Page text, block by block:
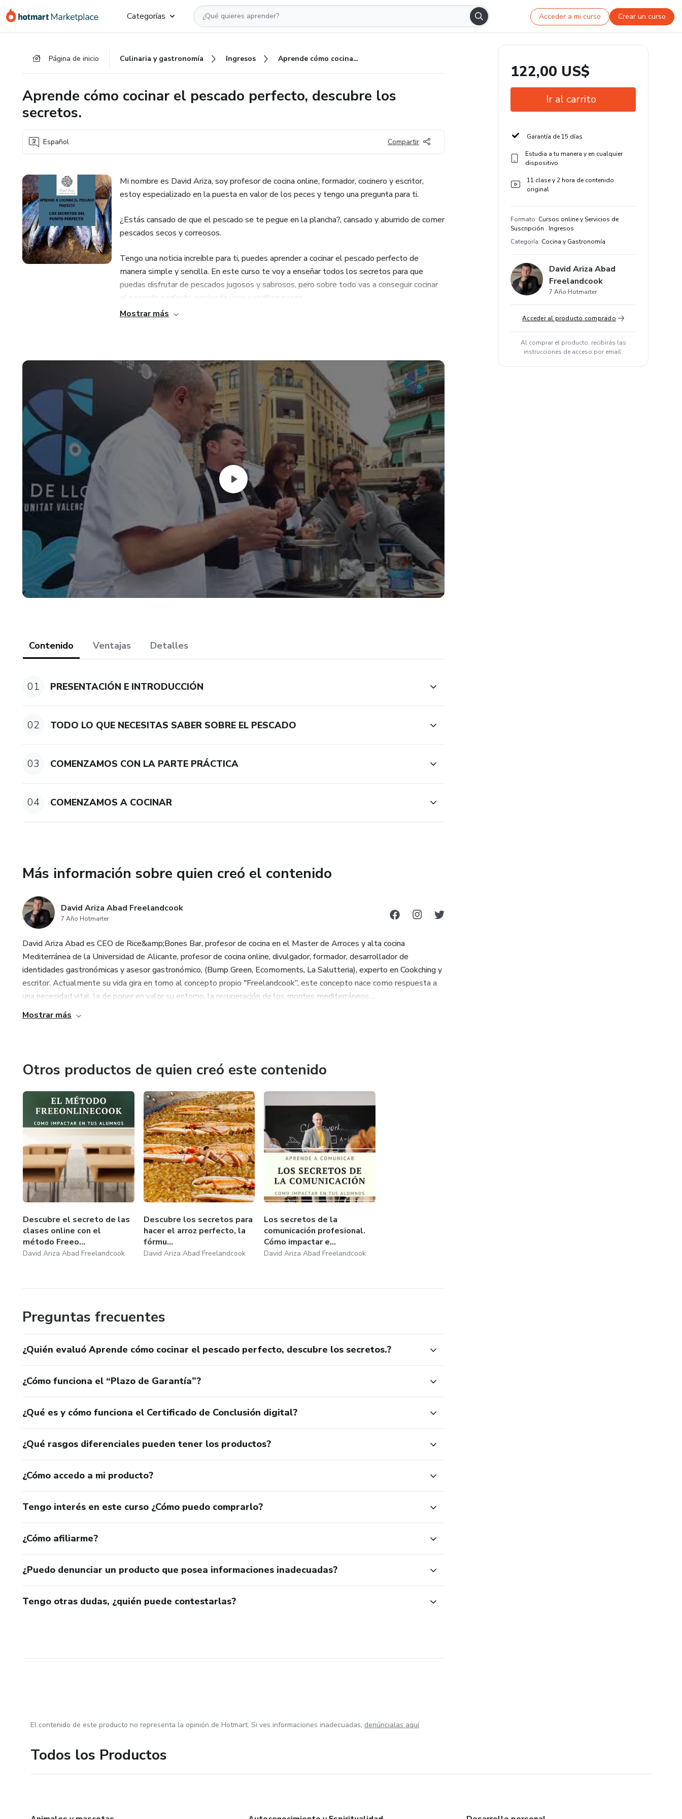
Categorías Acceder a mi curso Crear un curso
Página de inicio Culinaria y gastronomía Ingresos Aprende cómo cocinar el pescado perfecto, descubre los secretos.
Aprende cómo cocinar el pescado perfecto, descubre los
secretos.
Español Compartir
Mi nombre es David Ariza, soy profesor de cocina online, formador, cocinero y escritor,
estoy especializado en la puesta en valor de los peces y tengo una pregunta para ti.
¿Estás cansado de que el pescado se te pegue en la plancha?, cansado y aburrido de comer
pescados secos y correosos.
Tengo una noticia increíble para ti, puedes aprender a cocinar el pescado perfecto de
manera simple y sencilla. En este curso te voy a enseñar todos los secretos para que
puedas disfrutar de pescados jugosos y sabrosos, pero sobre todo vas a conseguir cocinar
el pescado perfecto siguiendo unos sencillos pasos.
No te preocupes tienes un vídeo entero para poder aprender todo lo que necesitas saber.
¿No se pedir el pescado en la pescadería?
Te voy a dar todas las pautas que necesitas saber para poder pedir el pescado según el
plato que vayas a preparar.
¿Me resulta imposible conseguir que el pescado quede jugoso?
Entonces sin lugar a dudas este es tu curso, no vas a creer lo jugoso que puede quedar un
pescado si sabes cómo cocinarlo
Mostrar más
Contenido Ventajas Detalles
01 PRESENTACIÓN E INTRODUCCIÓN
02 TODO LO QUE NECESITAS SABER SOBRE EL PESCADO
03 COMENZAMOS CON LA PARTE PRÁCTICA
04 COMENZAMOS A COCINAR
Más información sobre quien creó el contenido
David Ariza Abad Freelandcook
7 Año Hotmarter
David Ariza Abad es CEO de Rice&amp;Bones Bar, profesor de cocina en el Master de Arroces y alta cocina
Mediterránea de la Universidad de Alicante, profesor de cocina online, divulgador, formador, desarrollador de
identidades gastronómicas y asesor gastronómico, (Bump Green, Ecomoments, La Salutteria), experto en Cookching y
escritor. Actualmente su vida gira en torno al concepto propio "Freelandcook”, este concepto nace como respuesta a
una necesidad vital, la de poner en valor su entorno, la recuperación de los montes mediterráneos ...
Mostrar más
Otros productos de quien creó este contenido
Descubre el secreto de las
clases online con el
método Freeo...
David Ariza Abad Freelandcook
Descubre los secretos para
hacer el arroz perfecto, la
fórmu...
David Ariza Abad Freelandcook
Los secretos de la
comunicación profesional.
Cómo impactar e...
David Ariza Abad Freelandcook
Preguntas frecuentes
¿Quién evaluó Aprende cómo cocinar el pescado perfecto, descubre los secretos.?
¿Cómo funciona el “Plazo de Garantía”?
¿Qué es y cómo funciona el Certificado de Conclusión digital?
¿Qué rasgos diferenciales pueden tener los productos?
¿Cómo accedo a mi producto?
Tengo interés en este curso ¿Cómo puedo comprarlo?
¿Cómo afiliarme?
¿Puedo denunciar un producto que posea informaciones inadecuadas?
Tengo otras dudas, ¿quién puede contestarlas?
122,00 US$
Ir al carrito
Garantía de 15 días
Estudia a tu manera y en cualquier
dispositivo
11 clase y 2 hora de contenido
original
Formato: Cursos online y Servicios de
Suscripción . Ingresos
Categoría: Cocina y Gastronomía
David Ariza Abad
Freelandcook
7 Año Hotmarter
Acceder al producto comprado
Al comprar el producto, recibirás las
instrucciones de acceso por email.
El contenido de este producto no representa la opinión de Hotmart. Si ves informaciones inadecuadas, denúncialas aquí
Todos los Productos